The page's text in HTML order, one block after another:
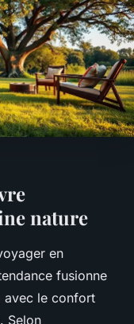
nature
en
fusionne
avec le confort
Selon